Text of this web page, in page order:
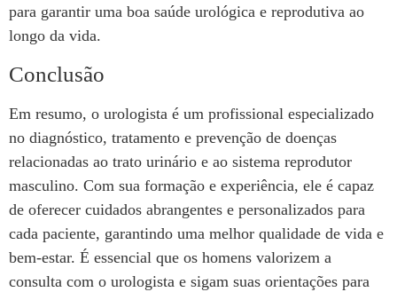
para garantir uma boa saúde urológica e reprodutiva ao
longo da vida.
Conclusão
Em resumo, o urologista é um profissional especializado
no diagnóstico, tratamento e prevenção de doenças
relacionadas ao trato urinário e ao sistema reprodutor
masculino. Com sua formação e experiência, ele é capaz
de oferecer cuidados abrangentes e personalizados para
cada paciente, garantindo uma melhor qualidade de vida e
bem-estar. É essencial que os homens valorizem a
consulta com o urologista e sigam suas orientações para